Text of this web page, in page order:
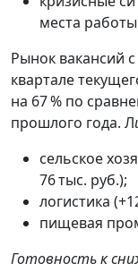
места
Рынок вакансий
квартале
на 67 % по
прошлого года. Л
сельское
76 тыс. руб.);
логистика
пищевая
Готовность к